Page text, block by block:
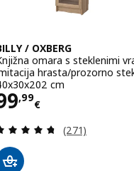
/ OXBERG
omara s steklenimi
hrasta/prozorno
cm
,99
€99,99€
Pregled: 4.7
(271)